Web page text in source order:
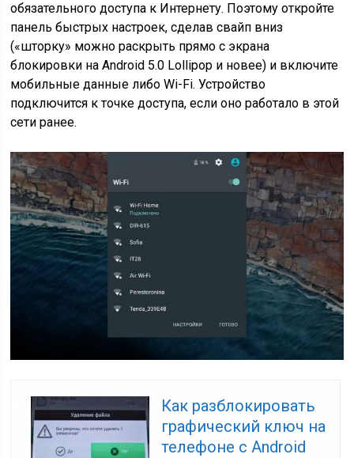
обязательного доступа к Интернету. Поэтому откройте
панель быстрых настроек, сделав свайп вниз
(«шторку» можно раскрыть прямо с экрана
блокировки на Android 5.0 Lollipop и новее) и включите
мобильные данные либо Wi-Fi. Устройство
подключится к точке доступа, если оно работало в этой
сети ранее.
Как разблокировать
графический ключ на
телефоне с Android